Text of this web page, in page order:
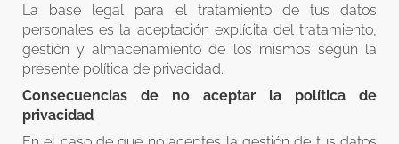
La base legal para el tratamiento de tus datos
personales es la aceptación explícita del tratamiento,
gestión y almacenamiento de los mismos según la
presente política de privacidad.
Consecuencias de no aceptar la política de
privacidad